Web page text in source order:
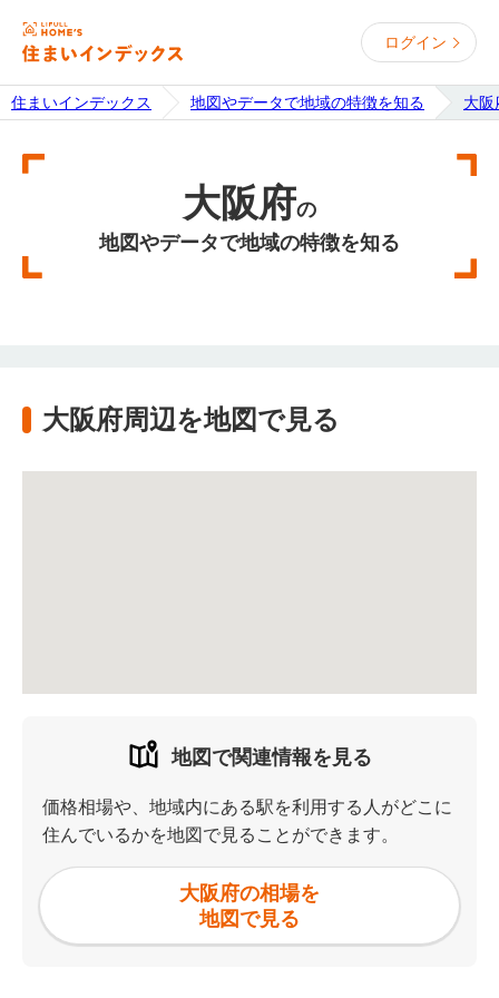
ログイン
住まいインデックス 地図やデータで地域の特徴を知る 大阪
大阪府の
地図やデータで地域の特徴を知る
大阪府周辺を地図で見る
地図で関連情報を見る
価格相場や、地域内にある駅を利用する人がどこに
住んでいるかを地図で見ることができます。
大阪府の相場を
地図で見る